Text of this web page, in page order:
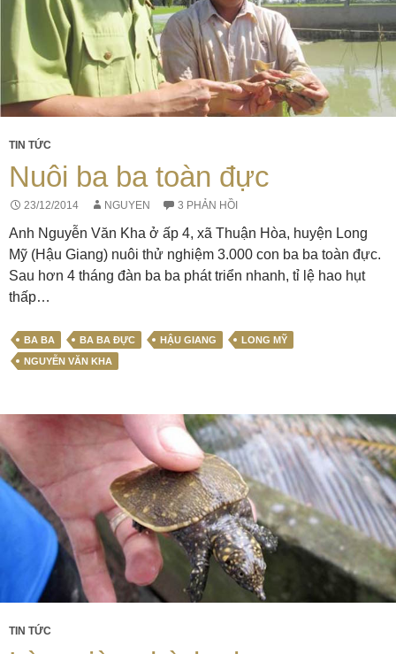
TIN TỨC
Nuôi ba ba toàn đực
23/12/2014 NGUYEN 3 PHẢN HỒI
Anh Nguyễn Văn Kha ở ấp 4, xã Thuận Hòa, huyện Long
Mỹ (Hậu Giang) nuôi thử nghiệm 3.000 con ba ba toàn đực.
Sau hơn 4 tháng đàn ba ba phát triển nhanh, tỉ lệ hao hụt
thấp…
BA BA BA BA ĐỰC HẬU GIANG
LONG MỸ
NGUYỄN VĂN KHA
TIN TỨC